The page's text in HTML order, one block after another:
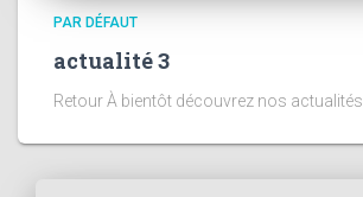
PAR DÉFAUT
actualité 3
Retour À bientôt découvrez nos actualités.